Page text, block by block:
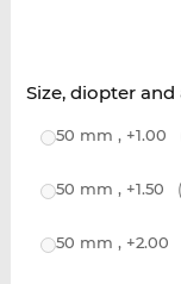
Size, diopter
50 mm , +1.00
50 mm , +1.50
50 mm , +2.00